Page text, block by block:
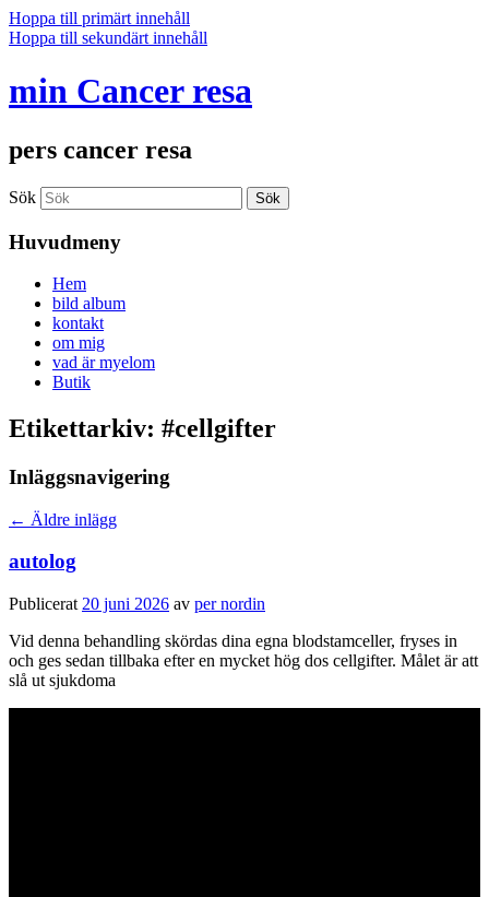
Hoppa till primärt innehåll
Hoppa till sekundärt innehåll
min Cancer resa
pers cancer resa
Sök
Huvudmeny
Hem
bild album
kontakt
om mig
vad är myelom
Butik
Etikettarkiv: #cellgifter
Inläggsnavigering
← Äldre inlägg
autolog
Publicerat 20 juni 2026 av per nordin
Vid denna behandling skördas dina egna blodstamceller, fryses in
och ges sedan tillbaka efter en mycket hög dos cellgifter. Målet är att
slå ut sjukdoma